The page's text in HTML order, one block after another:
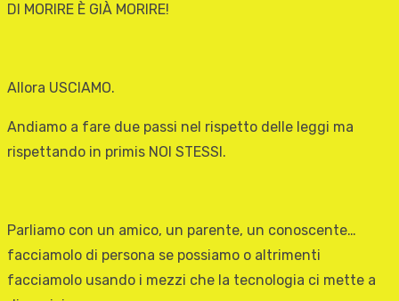
DI MORIRE È GIÀ MORIRE!
Allora USCIAMO.
Andiamo a fare due passi nel rispetto delle leggi ma
rispettando in primis NOI STESSI.
Parliamo con un amico, un parente, un conoscente…
facciamolo di persona se possiamo o altrimenti
facciamolo usando i mezzi che la tecnologia ci mette a